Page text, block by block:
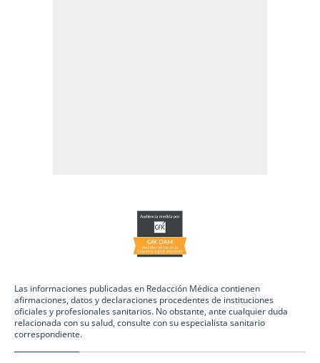
Las informaciones publicadas en Redacción Médica contienen
afirmaciones, datos y declaraciones procedentes de instituciones
oficiales y profesionales sanitarios. No obstante, ante cualquier duda
relacionada con su salud, consulte con su especialista sanitario
correspondiente.